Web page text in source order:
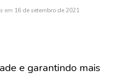
em 16 de setembro de 2021
e garantindo mais